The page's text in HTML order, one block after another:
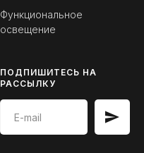
Функциональное
освещение
ПОДПИШИТЕСЬ НА
РАССЫЛКУ